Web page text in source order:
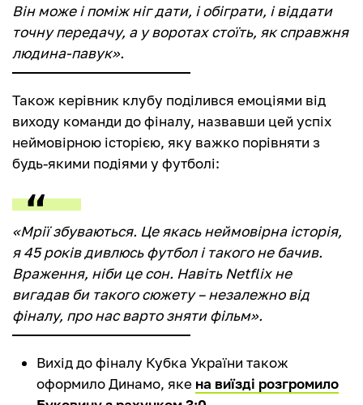
Він може і поміж ніг дати, і обіграти, і віддати
точну передачу, а у воротах стоїть, як справжня
людина-павук».
Також керівник клубу поділився емоціями від
виходу команди до фіналу, назвавши цей успіх
неймовірною історією, яку важко порівняти з
будь-якими подіями у футболі:
«Мрії збуваються. Це якась неймовірна історія,
я 45 років дивлюсь футбол і такого не бачив.
Враження, ніби це сон. Навіть Netflix не
вигадав би такого сюжету – незалежно від
фіналу, про нас варто зняти фільм».
Вихід до фіналу Кубка України також
оформило Динамо, яке на виїзді розгромило